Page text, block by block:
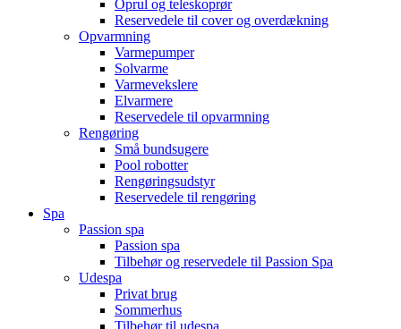
Oprul og teleskoprør
Reservedele til cover og overdækning
Opvarmning
Varmepumper
Solvarme
Varmevekslere
Elvarmere
Reservedele til opvarmning
Rengøring
Små bundsugere
Pool robotter
Rengøringsudstyr
Reservedele til rengøring
Spa
Passion spa
Passion spa
Tilbehør og reservedele til Passion Spa
Udespa
Privat brug
Sommerhus
Tilbehør til udespa